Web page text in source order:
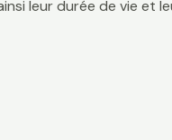
leur durée de vie et